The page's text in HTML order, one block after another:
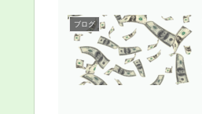
ブログ